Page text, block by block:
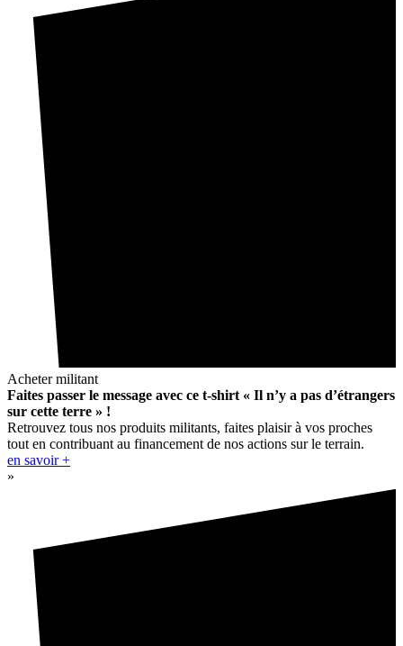
Acheter militant
Faites passer le message avec ce t-shirt « Il n’y a pas d’étrangers
sur cette terre » !
Retrouvez tous nos produits militants, faites plaisir à vos proches
tout en contribuant au financement de nos actions sur le terrain.
en savoir +
»